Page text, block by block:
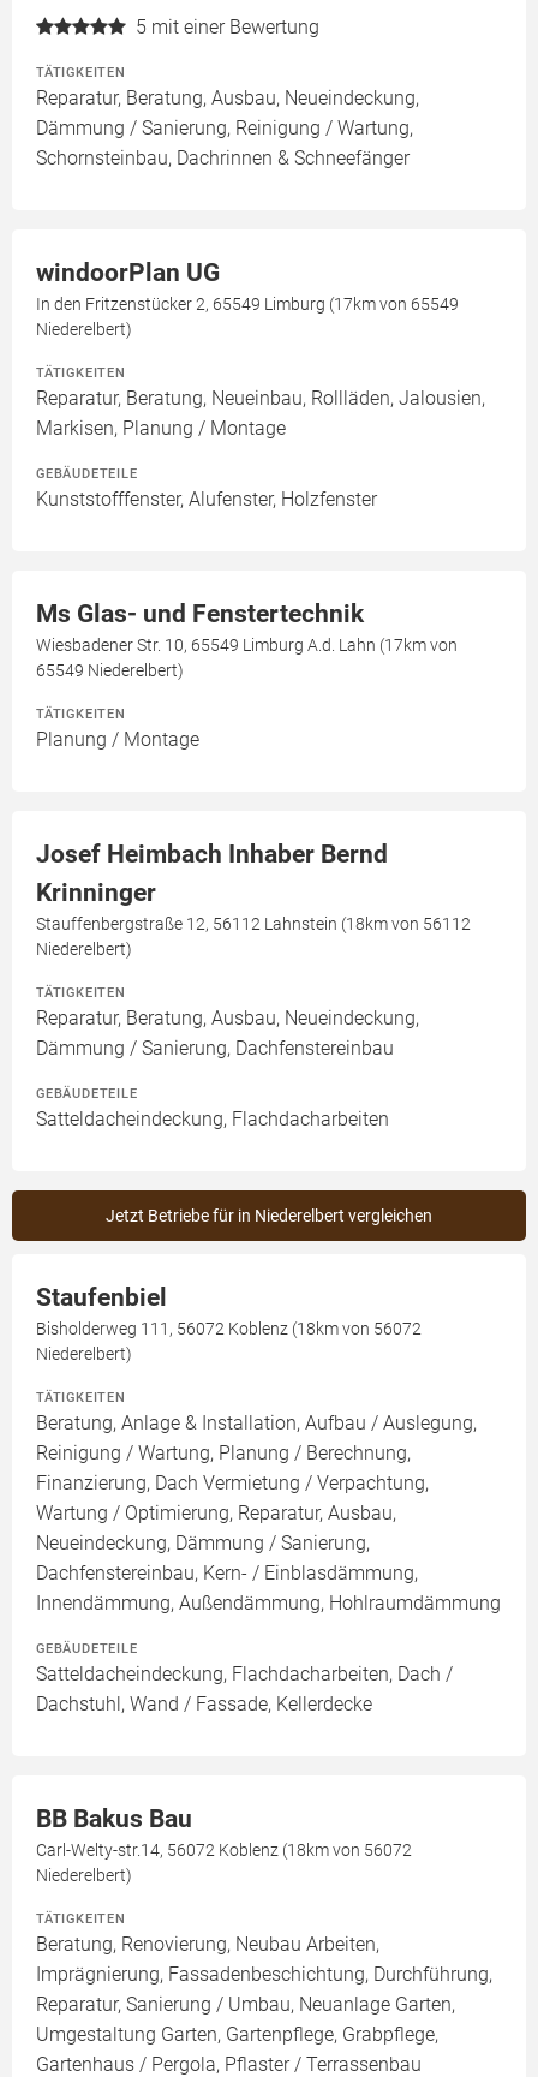
5 mit einer Bewertung
TÄTIGKEITEN
Reparatur, Beratung, Ausbau, Neueindeckung,
Dämmung / Sanierung, Reinigung / Wartung,
Schornsteinbau, Dachrinnen & Schneefänger
windoorPlan UG
In den Fritzenstücker 2, 65549 Limburg (17km von 65549
Niederelbert)
TÄTIGKEITEN
Reparatur, Beratung, Neueinbau, Rollläden, Jalousien,
Markisen, Planung / Montage
GEBÄUDETEILE
Kunststofffenster, Alufenster, Holzfenster
Ms Glas- und Fenstertechnik
Wiesbadener Str. 10, 65549 Limburg A.d. Lahn (17km von
65549 Niederelbert)
TÄTIGKEITEN
Planung / Montage
Josef Heimbach Inhaber Bernd
Krinninger
Stauffenbergstraße 12, 56112 Lahnstein (18km von 56112
Niederelbert)
TÄTIGKEITEN
Reparatur, Beratung, Ausbau, Neueindeckung,
Dämmung / Sanierung, Dachfenstereinbau
GEBÄUDETEILE
Satteldacheindeckung, Flachdacharbeiten
Jetzt Betriebe für in Niederelbert vergleichen
Staufenbiel
Bisholderweg 111, 56072 Koblenz (18km von 56072
Niederelbert)
TÄTIGKEITEN
Beratung, Anlage & Installation, Aufbau / Auslegung,
Reinigung / Wartung, Planung / Berechnung,
Finanzierung, Dach Vermietung / Verpachtung,
Wartung / Optimierung, Reparatur, Ausbau,
Neueindeckung, Dämmung / Sanierung,
Dachfenstereinbau, Kern- / Einblasdämmung,
Innendämmung, Außendämmung, Hohlraumdämmung
GEBÄUDETEILE
Satteldacheindeckung, Flachdacharbeiten, Dach /
Dachstuhl, Wand / Fassade, Kellerdecke
BB Bakus Bau
Carl-Welty-str.14, 56072 Koblenz (18km von 56072
Niederelbert)
TÄTIGKEITEN
Beratung, Renovierung, Neubau Arbeiten,
Imprägnierung, Fassadenbeschichtung, Durchführung,
Reparatur, Sanierung / Umbau, Neuanlage Garten,
Umgestaltung Garten, Gartenpflege, Grabpflege,
Gartenhaus / Pergola, Pflaster / Terrassenbau